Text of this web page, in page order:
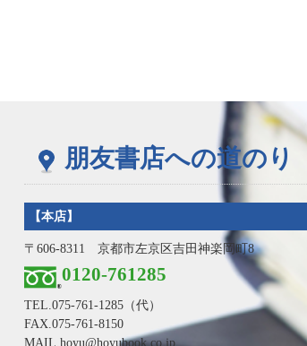
朋友書店への道のり
【本店】
〒606-8311 京都市左京区吉田神楽岡町8
0120-761285
TEL. 075-761-1285（代）
FAX.075-761-8150
MAIL.hoyu@hoyubook.co.jp